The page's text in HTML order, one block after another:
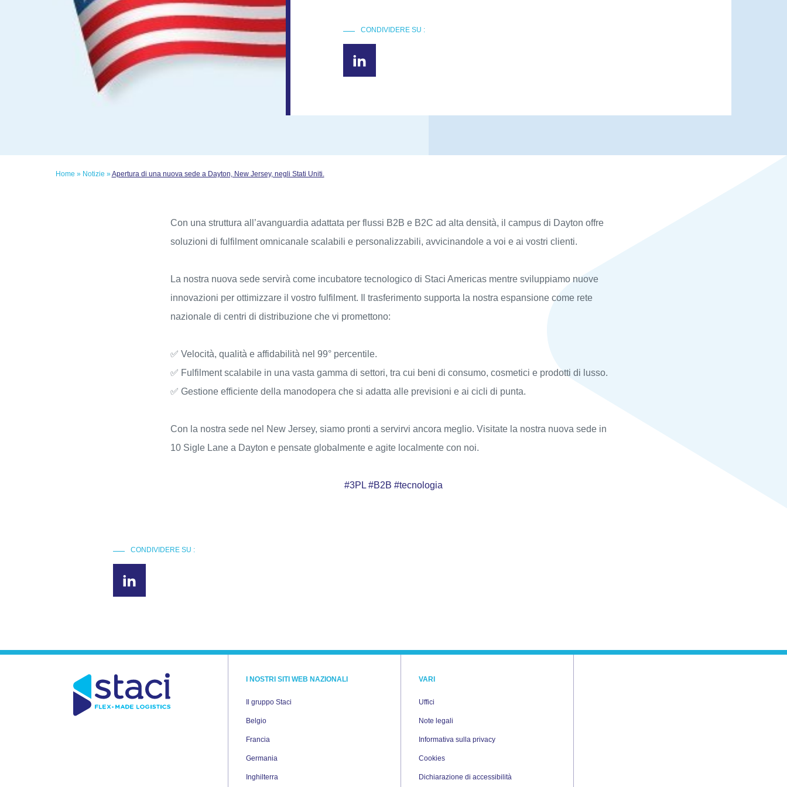
CONDIVIDERE SU :
Home » Notizie »Apertura di una nuova sede a Dayton, New Jersey, negli Stati Uniti.
Con una struttura all’avanguardia adattata per flussi B2B e B2C ad alta densità, il campus di Dayton offre
soluzioni di fulfilment omnicanale scalabili e personalizzabili, avvicinandole a voi e ai vostri clienti.
La nostra nuova sede servirà come incubatore tecnologico di Staci Americas mentre sviluppiamo nuove
innovazioni per ottimizzare il vostro fulfilment. Il trasferimento supporta la nostra espansione come rete
nazionale di centri di distribuzione che vi promettono:
✅ Velocità, qualità e affidabilità nel 99° percentile.
✅ Fulfilment scalabile in una vasta gamma di settori, tra cui beni di consumo, cosmetici e prodotti di lusso.
✅ Gestione efficiente della manodopera che si adatta alle previsioni e ai cicli di punta.
Con la nostra sede nel New Jersey, siamo pronti a servirvi ancora meglio. Visitate la nostra nuova sede in
10 Sigle Lane a Dayton e pensate globalmente e agite localmente con noi.
#3PL #B2B #tecnologia
CONDIVIDERE SU :
I NOSTRI SITI WEB NAZIONALI
Il gruppo Staci
Belgio
Francia
Germania
Inghilterra
VARI
Uffici
Note legali
Informativa sulla privacy
Cookies
Dichiarazione di accessibilità